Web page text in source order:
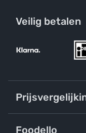
Veilig betalen
Foodello